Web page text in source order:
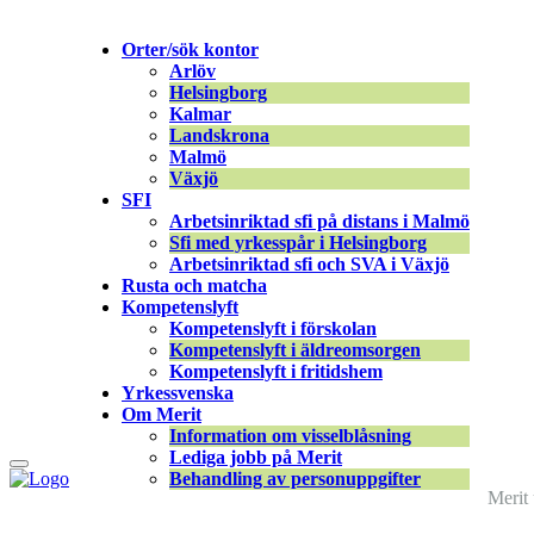
Fronter
Registrera CV
Orter/sök kontor
Arlöv
Helsingborg
Kalmar
Landskrona
Malmö
Växjö
SFI
Arbetsinriktad sfi på distans i Malmö
Sfi med yrkesspår i Helsingborg
Arbetsinriktad sfi och SVA i Växjö
Rusta och matcha
Kompetenslyft
Kompetenslyft i förskolan
Kompetenslyft i äldreomsorgen
Kompetenslyft i fritidshem
Yrkessvenska
Om Merit
Information om visselblåsning
Lediga jobb på Merit
Behandling av personuppgifter
Supportfilmer-05 |←Välkommen till
Gabriela Mas |19 januari, 2026
Merit